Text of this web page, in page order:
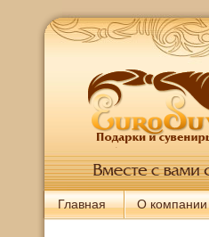
Главная О компании